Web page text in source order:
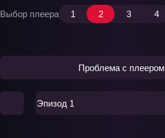
Выбор плеера 1 2 3 4
Проблема с плеером
Эпизод 1